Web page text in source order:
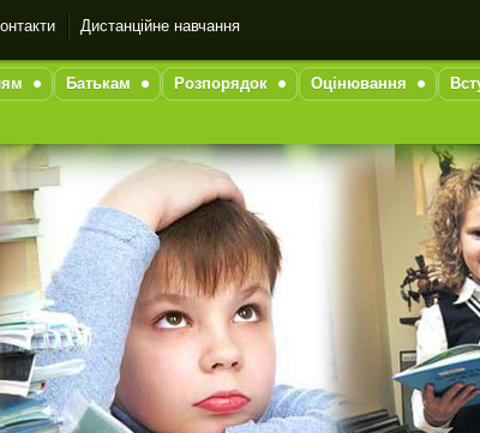
Дистанційне навчання
Батькам Розпорядок Оцінювання